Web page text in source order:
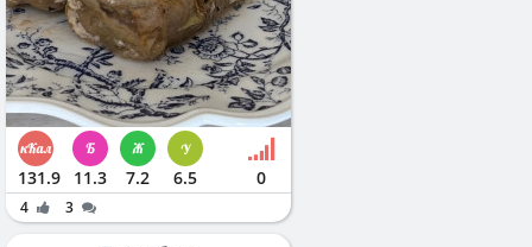
131.9 11.3 7.2 6.5 0
4 3